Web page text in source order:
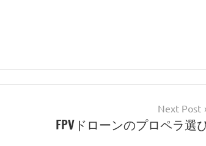
Next Post
FPVドローンのプロペラ選